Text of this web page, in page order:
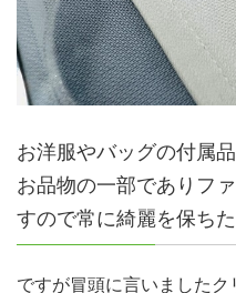
お洋服やバッグの付属
お品物の一部でありフ
すので常に綺麗を保ち
ですが冒頭に言いましたク